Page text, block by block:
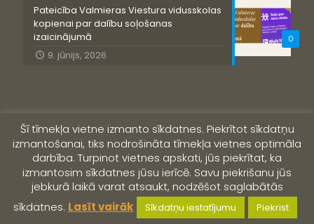
0
Pateicība Valmieras Viestura vidusskolas
kopienai par dalību soļošanas
izaicinājumā
9. jūnijs, 2026
© 2019 Valmieras Viestura vidusskola
Šī tīmekļa vietne izmanto sīkdatnes. Piekrītot sīkdatņu
izmantošanai, tiks nodrošināta tīmekļa vietnes optimāla
darbība. Turpinot vietnes apskati, jūs piekrītat, ka
izmantosim sīkdatnes jūsu ierīcē. Savu piekrišanu jūs
jebkurā laikā varat atsaukt, nodzēšot saglabātās
sīkdatnes. Lasīt vairāk Sīkdatņu iestatījumu Piekrist